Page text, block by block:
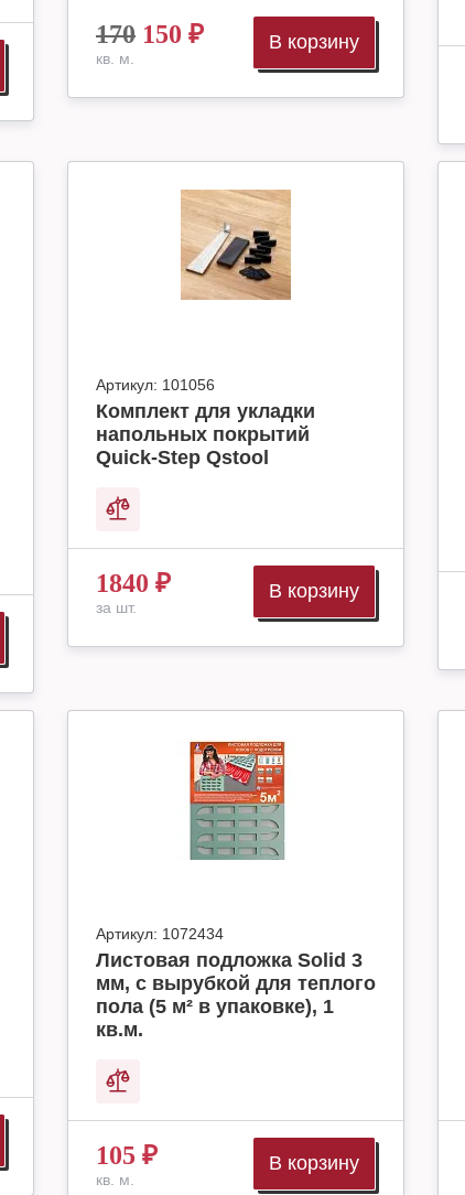
170 150 ₽
кв. м.
В корзину
Артикул: 101056
Комплект для укладки
напольных покрытий
Quick-Step Qstool
1840 ₽
за шт.
В корзину
Артикул: 1072434
Листовая подложка Solid 3
мм, с вырубкой для теплого
пола (5 м² в упаковке), 1
кв.м.
105 ₽
кв. м.
В корзину